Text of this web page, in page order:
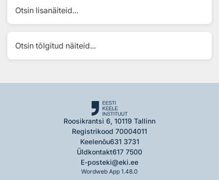
Otsin lisanäiteid...
Otsin tõlgitud näiteid...
Roosikrantsi 6, 10119 Tallinn
Registrikood 70004011
Keelenõu631 3731
Üldkontakt617 7500
E-posteki@eki.ee
Wordweb App 1.48.0